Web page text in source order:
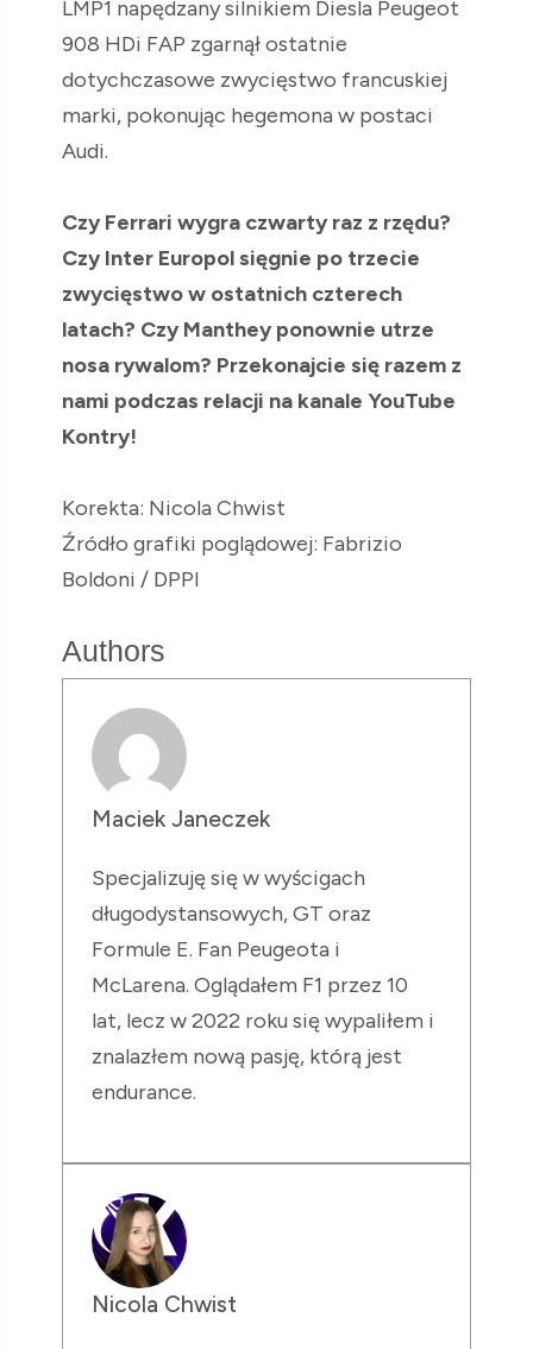
LMP1 napędzany silnikiem Diesla Peugeot
908 HDi FAP zgarnął ostatnie
dotychczasowe zwycięstwo francuskiej
marki, pokonując hegemona w postaci
Audi.
Czy Ferrari wygra czwarty raz z rzędu?
Czy Inter Europol sięgnie po trzecie
zwycięstwo w ostatnich czterech
latach? Czy Manthey ponownie utrze
nosa rywalom? Przekonajcie się razem z
nami podczas relacji na kanale YouTube
Kontry!
Korekta: Nicola Chwist
Źródło grafiki poglądowej: Fabrizio
Boldoni / DPPI
Authors
Maciek Janeczek
Specjalizuję się w wyścigach
długodystansowych, GT oraz
Formule E. Fan Peugeota i
McLarena. Oglądałem F1 przez 10
lat, lecz w 2022 roku się wypaliłem i
znalazłem nową pasję, którą jest
endurance.
Nicola Chwist